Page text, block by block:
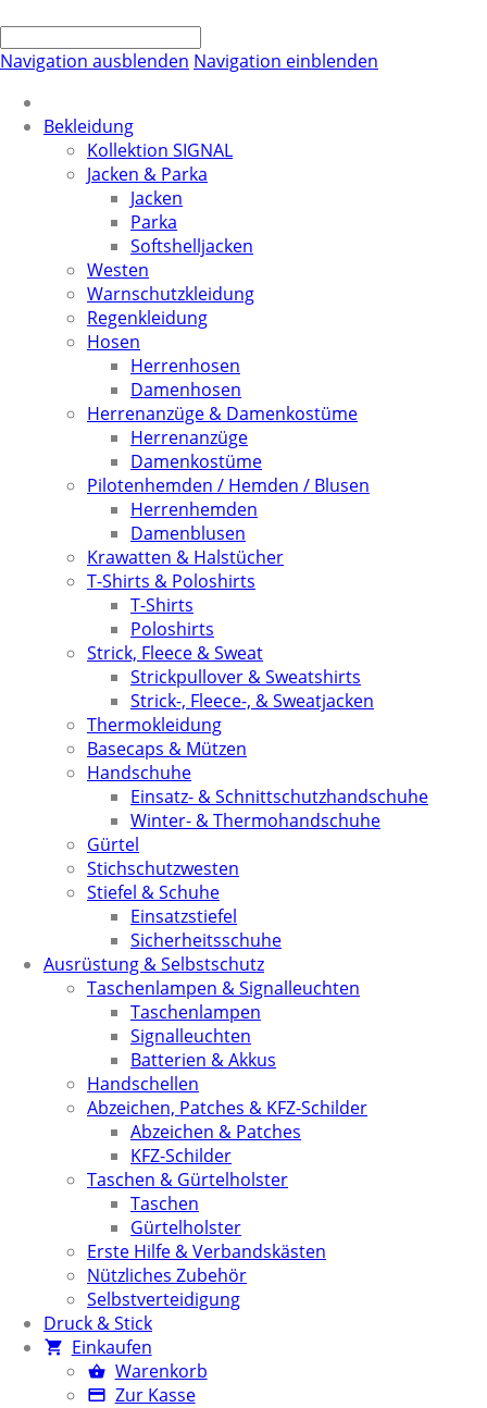
Navigation ausblenden Navigation einblenden
Bekleidung
Kollektion SIGNAL
Jacken & Parka
Jacken
Parka
Softshelljacken
Westen
Warnschutzkleidung
Regenkleidung
Hosen
Herrenhosen
Damenhosen
Herrenanzüge & Damenkostüme
Herrenanzüge
Damenkostüme
Pilotenhemden / Hemden / Blusen
Herrenhemden
Damenblusen
Krawatten & Halstücher
T-Shirts & Poloshirts
T-Shirts
Poloshirts
Strick, Fleece & Sweat
Strickpullover & Sweatshirts
Strick-, Fleece-, & Sweatjacken
Thermokleidung
Basecaps & Mützen
Handschuhe
Einsatz- & Schnittschutzhandschuhe
Winter- & Thermohandschuhe
Gürtel
Stichschutzwesten
Stiefel & Schuhe
Einsatzstiefel
Sicherheitsschuhe
Ausrüstung & Selbstschutz
Taschenlampen & Signalleuchten
Taschenlampen
Signalleuchten
Batterien & Akkus
Handschellen
Abzeichen, Patches & KFZ-Schilder
Abzeichen & Patches
KFZ-Schilder
Taschen & Gürtelholster
Taschen
Gürtelholster
Erste Hilfe & Verbandskästen
Nützliches Zubehör
Selbstverteidigung
Druck & Stick
Einkaufen
Warenkorb
Zur Kasse